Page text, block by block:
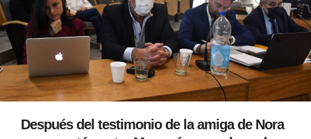
Después del testimonio de la amiga de Nora